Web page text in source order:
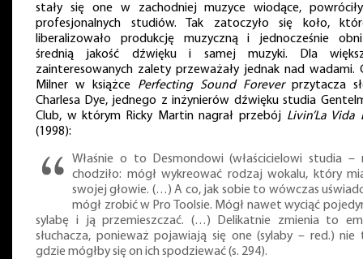
stały się one w zachodniej muzyce wiodące,
profesjonalnych studiów. Tak zatoczyło się koło,
liberalizowało produkcję muzyczną i jednocześnie
średnią jakość dźwięku i samej muzyki. Dla
zainteresowanych zalety przeważały jednak nad wadami.
Milner w książce Perfecting Sound Foreverprzytacza
Charlesa Dye, jednego z inżynierów dźwięku studia
Club, w którym Ricky Martin nagrał przebój Livin’La Vida
(1998):
Właśnie o to Desmondowi (właścicielowi studia –
chodziło: mógł wykreować rodzaj wokalu, który
swojej głowie. (…) A co, jak sobie to wówczas
mógł zrobić w Pro Toolsie. Mógł nawet wyciąć
sylabę i ją przemieszczać. (…) Delikatnie zmienia to
słuchacza, ponieważ pojawiają się one (sylaby – red.) nie
gdzie mógłby się on ich spodziewać (s. 294).